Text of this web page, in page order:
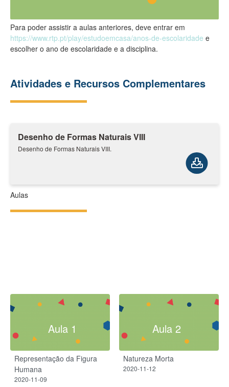
Para poder assistir a aulas anteriores, deve entrar em
https://www.rtp.pt/play/estudoemcasa/anos-de-escolaridade e
escolher o ano de escolaridade e a disciplina.
Atividades e Recursos Complementares
Desenho de Formas Naturais VIII
Desenho de Formas Naturais VIII.
Aulas
Aula 1
Representação da Figura
Humana
2020-11-09
Aula 2
Natureza Morta
2020-11-12